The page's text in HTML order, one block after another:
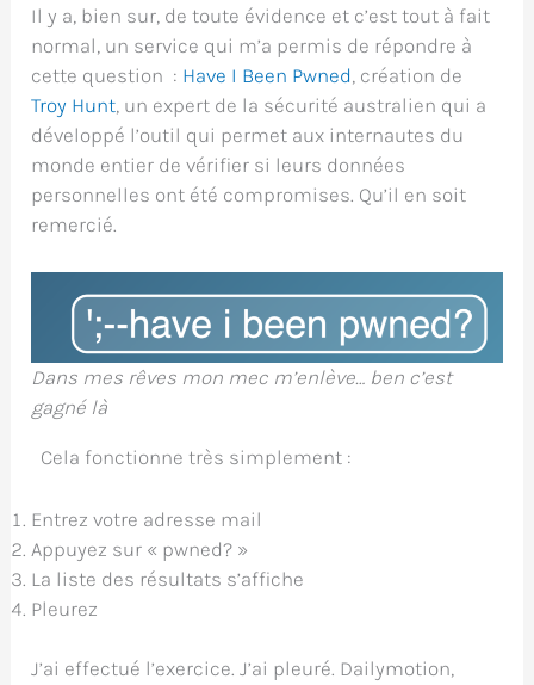
Il y a, bien sur, de toute évidence et c’est tout à fait
normal, un service qui m’a permis de répondre à
cette question : Have I Been Pwned, création de
Troy Hunt, un expert de la sécurité australien qui a
développé l’outil qui permet aux internautes du
monde entier de vérifier si leurs données
personnelles ont été compromises. Qu’il en soit
remercié.
Dans mes rêves mon mec m’enlève… ben c’est
gagné là
Cela fonctionne très simplement :
Entrez votre adresse mail
Appuyez sur « pwned? »
La liste des résultats s’affiche
Pleurez
J’ai effectué l’exercice. J’ai pleuré. Dailymotion,